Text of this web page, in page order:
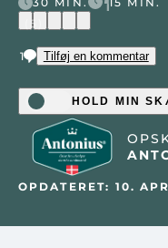
(5)
1 Tilføj en kommentar
HOLD MIN
OPDATERET: 10.